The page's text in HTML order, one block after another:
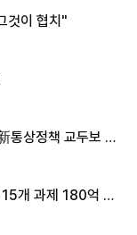
것이 협치"
통상정책 교두보 활
개 과제 180억 지